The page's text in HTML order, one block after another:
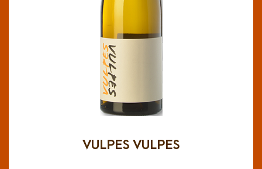
VULPES VULPES
intensidad media, complejo, elegantes herbales
cuarzo, pedernal). En boca es de media
estructura, marcado por una frescura natural.